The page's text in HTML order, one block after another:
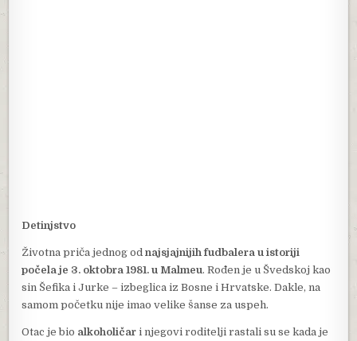
Detinjstvo
Životna priča jednog odnajsjajnijih fudbalera u istoriji
počela je 3. oktobra 1981. u Malmeu. Rođen je u Švedskoj kao
sin Šefika i Jurke – izbeglica iz Bosne i Hrvatske. Dakle, na
samom početku nije imao velike šanse za uspeh.
Otac je bio alkoholičari njegovi roditelji rastali su se kada je